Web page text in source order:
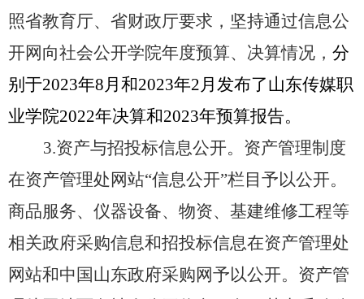
照省教育厅、省财政厅要求，坚持通过信息公
开网向社会公开学院年度预算、决算情况， 分
别于2023年8 月和2023年2 月发布了山东传媒职
业学院2022年决算和2023年预算报告。
3.资产与招投标信息公开。资产管理制度
在资产管理处网站“信息公开”栏目予以公开。
商品服务、仪器设备、物资、基建维修工程等
相关政府采购信息和招投标信息在资产管理处
网站和中国山东政府采购网予以公开。资产管